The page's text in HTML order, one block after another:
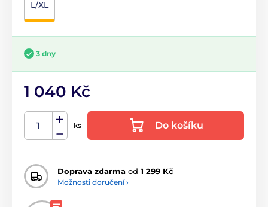
L/XL
3 dny
1 040 Kč
ks Do košíku
Doprava zdarma od 1 299 Kč
Možnosti doručení ›